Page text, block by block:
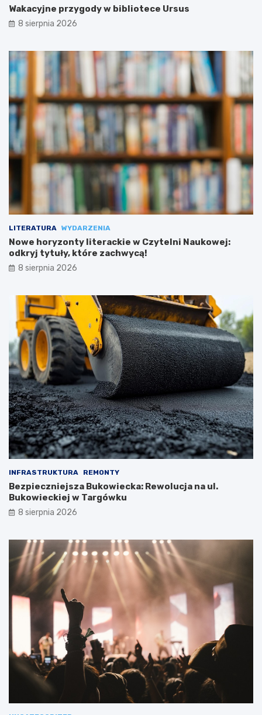
Wakacyjne przygody w bibliotece Ursus
8 sierpnia 2026
LITERATURA WYDARZENIA
Nowe horyzonty literackie w Czytelni Naukowej:
odkryj tytuły, które zachwycą!
8 sierpnia 2026
INFRASTRUKTURA REMONTY
Bezpieczniejsza Bukowiecka: Rewolucja na ul.
Bukowieckiej w Targówku
8 sierpnia 2026